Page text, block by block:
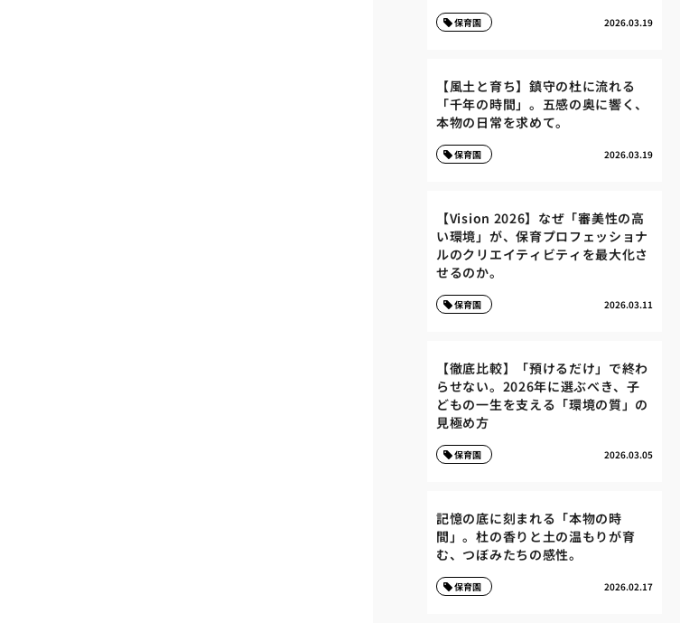
2026.03.19
保育園
【風土と育ち】鎮守の杜に流れる
「千年の時間」。五感の奥に響く、
本物の日常を求めて。
2026.03.19
保育園
【Vision 2026】なぜ「審美性の高
い環境」が、保育プロフェッショナ
ルのクリエイティビティを最大化さ
せるのか。
2026.03.11
保育園
【徹底比較】「預けるだけ」で終わ
らせない。2026年に選ぶべき、子
どもの一生を支える「環境の質」の
見極め方
2026.03.05
保育園
記憶の底に刻まれる「本物の時
間」。杜の香りと土の温もりが育
む、つぼみたちの感性。
2026.02.17
保育園